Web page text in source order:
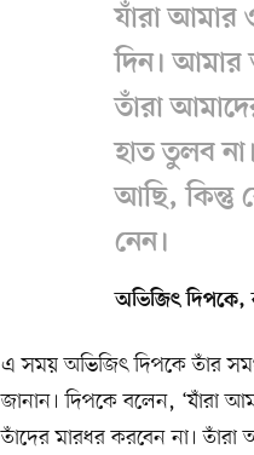
যাঁরা আমার
দিন। আমার
তাঁরা
হাত তুলব
আছি, কিন্তু
নেন।
অভিজিৎ দিপকে,
এ সময় অভিজিৎ দিপকে তাঁর
জানান। দিপকে বলেন, ‘যাঁরা
তাঁদের মারধর করবেন না।